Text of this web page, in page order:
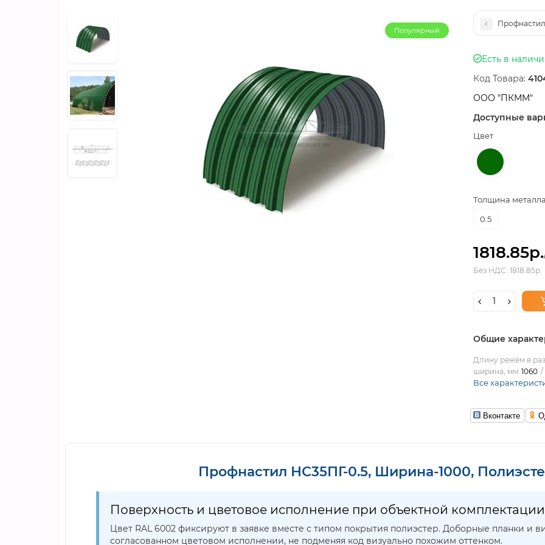
Популярный
Есть в
Код Товара:
ООО "ПКММ"
Доступные
Цвет
Толщина
0.5
1818.85р.
Без НДС: 1818.85р.
Общие
Длину режем в
ширина, мм 1060
Все
Вконтакте
Профнастил НС35ПГ-0.5, Ширина-1000,
Поверхность и цветовое исполнение при объектной комплектации
Цвет RAL 6002 фиксируют в заявке вместе с типом покрытия полиэстер. Доборные планки и
согласованном цветовом исполнении, не подменяя код визуально похожим оттенком.